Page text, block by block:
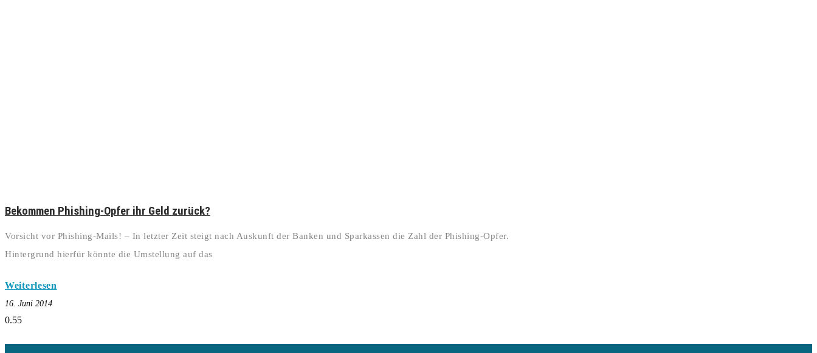
Bekommen Phishing-Opfer ihr Geld zurück?
Vorsicht vor Phishing-Mails! – In letzter Zeit steigt nach Auskunft der Banken und Sparkassen die Zahl der Phishing-Opfer.
Hintergrund hierfür könnte die Umstellung auf das
Weiterlesen
16. Juni 2014